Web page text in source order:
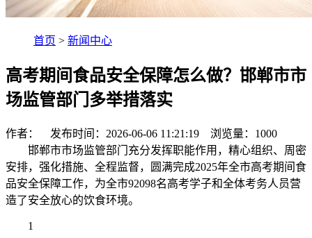
首页 > 新闻中心
高考期间食品安全保障怎么做？邯郸市市
场监管部门多举措落实
作者： 发布时间：2026-06-06 11:21:19 浏览量： 1000
邯郸市市场监管部门充分发挥职能作用，精心组织、周密
安排，强化措施、全程监督，圆满完成2025年全市高考期间食
品安全保障工作，为全市92098名高考学子和全体考务人员营
造了安全放心的饮食环境。
1